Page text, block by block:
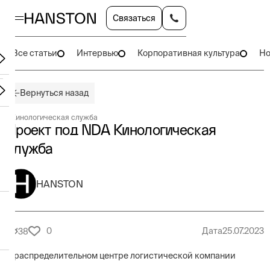
Связаться
Все статьи Интервью Корпоративная культура
Вернуться назад
Проект под NDA Кинологическая
служба
Кинологическая служба
HANSTON
38 0 Дата25.07.2023
В распределительном центре логистической компании